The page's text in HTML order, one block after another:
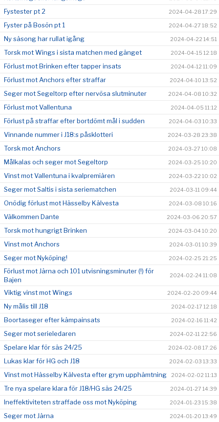
Fystester pt 2 2024-04-28 17:29
Fyster på Bosön pt 1 2024-04-27 18:52
Ny säsong har rullat igång 2024-04-22 14:51
Torsk mot Wings i sista matchen med gänget 2024-04-15 12:18
Förlust mot Brinken efter tapper insats 2024-04-12 11:09
Förlust mot Anchors efter straffar 2024-04-10 13:52
Seger mot Segeltorp efter nervösa slutminuter 2024-04-08 10:32
Förlust mot Vallentuna 2024-04-05 11:12
Förlust på straffar efter bortdömt mål i sudden 2024-04-03 10:33
Vinnande nummer i J18:s påsklotteri 2024-03-28 23:38
Torsk mot Anchors 2024-03-27 10:08
Målkalas och seger mot Segeltorp 2024-03-25 10:20
Vinst mot Vallentuna i kvalpremiären 2024-03-22 10:02
Seger mot Saltis i sista seriematchen 2024-03-11 09:44
Onödig förlust mot Hässelby Kälvesta 2024-03-08 10:16
Välkommen Dante 2024-03-06 20:57
Torsk mot hungrigt Brinken 2024-03-04 10:20
Vinst mot Anchors 2024-03-01 10:39
Seger mot Nyköping! 2024-02-25 21:25
Förlust mot Järna och 101 utvisningsminuter (!) för
Bajen
2024-02-24 11:08
Viktig vinst mot Wings 2024-02-20 09:44
Ny målis till J18 2024-02-17 12:18
Boortaseger efter kämpainsats 2024-02-16 11:42
Seger mot serieledaren 2024-02-11 22:56
Spelare klar för säs 24/25 2024-02-08 17:26
Lukas klar för HG och J18 2024-02-03 13:33
Vinst mot Hässelby Kälvesta efter grym upphämtning 2024-02-02 11:13
Tre nya spelare klara för J18/HG säs 24/25 2024-01-27 14:39
Ineffektiviteten straffade oss mot Nyköping 2024-01-23 15:38
Seger mot Järna 2024-01-20 13:49